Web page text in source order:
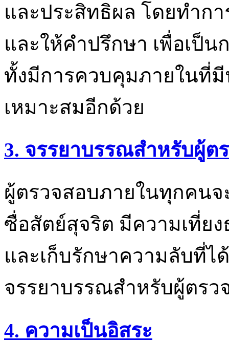
และประสิทธิผล โดยทำกา
และให้คำปรึกษา เพื่อเป็
ทั้งมีการควบคุมภายในที่
เหมาะสมอีกด้วย
3. จรรยาบรรณสำหรับผู้ต
ผู้ตรวจสอบภายในทุกคน
ซื่อสัตย์สุจริต มีความเที่ย
และเก็บรักษาความลับที่
จรรยาบรรณสำหรับผู้ตรว
4. ความเป็นอิสระ